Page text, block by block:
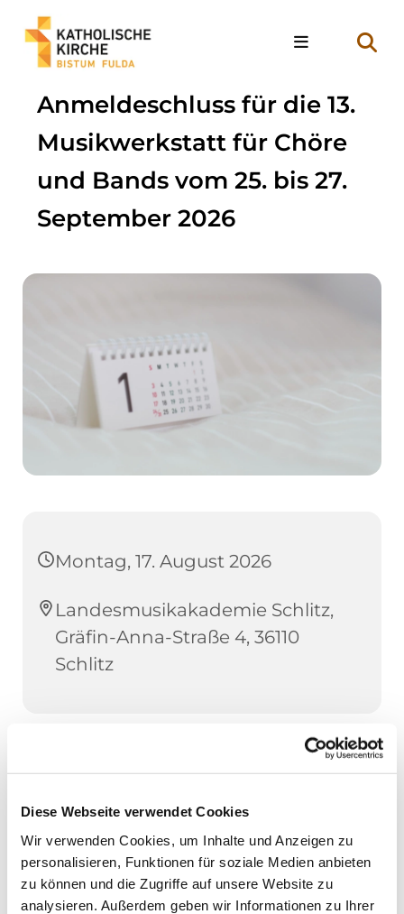
Diese Webseite verwendet Cookies
Wir verwenden Cookies, um Inhalte und Anzeigen zu
personalisieren, Funktionen für soziale Medien anbieten
zu können und die Zugriffe auf unsere Website zu
analysieren. Außerdem geben wir Informationen zu Ihrer
Anmeldeschluss für die 13.
Musikwerkstatt für Chöre
und Bands vom 25. bis 27.
September 2026
Montag, 17. August 2026
Landesmusikakademie Schlitz,
Gräfin-Anna-Straße 4, 36110
Schlitz
Anmeldeschluss: Montag, 17. August 2026
Nähere Informationen entnehmen Sie bitte
folgendem Link:
https://www.kirchlichesleben.b...